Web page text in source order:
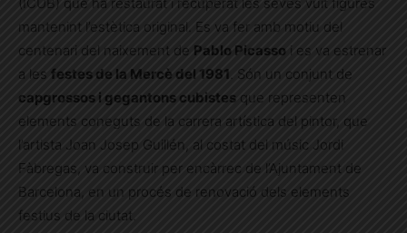
mantenint l’estètica original. Es va fer amb motiu del
centenari del naixement de Pablo Picasso i es va estrenar
a les festes de la Mercè del 1981
. Són un conjunt de
capgrossos i gegantons cubistes que representen
elements coneguts de la carrera artística del pintor, que
l’artista Joan Josep Guillén, al costat del músic Jordi
Fàbregas, va construir per encàrrec de l’Ajuntament de
Barcelona, en un procés de renovació dels elements
festius de la ciutat.